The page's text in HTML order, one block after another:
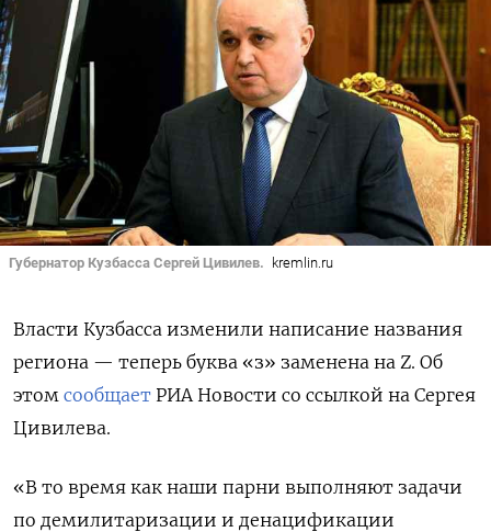
Губернатор Кузбасса Сергей Цивилев. kremlin.ru
Власти Кузбасса изменили написание названия
региона — теперь буква «з» заменена на Z. Об
этом сообщает РИА Новости со ссылкой на Сергея
Цивилева.
«В то время как наши парни выполняют задачи
по демилитаризации и денацификации